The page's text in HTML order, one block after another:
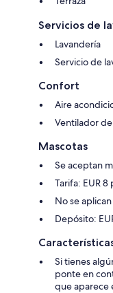
Servicios de
Lavandería
Servicio de
Confort
Aire
Ventilador
Mascotas
Se aceptan
Tarifa: EUR
No se
Depósito:
Si tienes
ponte en
que aparece